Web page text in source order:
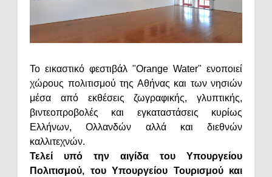
Το εικαστικό φεστιβάλ "Orange Water" ενοποιεί
χώρους πολιτισμού της Αθήνας και των νησιών
μέσα από εκθέσεις ζωγραφικής, γλυπτικής,
βιντεοπροβολές και εγκαταστάσεις κυρίως
Ελλήνων, Ολλανδών αλλά και διεθνών
καλλιτεχνών.
Τελεί υπό την αιγίδα του Υπουργείου
Πολιτισμού, του Υπουργείου Τουρισμού και